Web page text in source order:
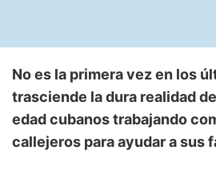
No es la primera vez en los
trasciende la dura realidad
edad cubanos trabajando
callejeros para ayudar a sus